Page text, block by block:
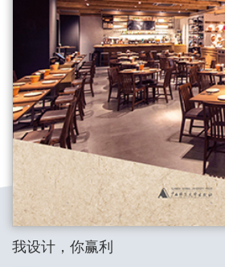
我设计，你赢利